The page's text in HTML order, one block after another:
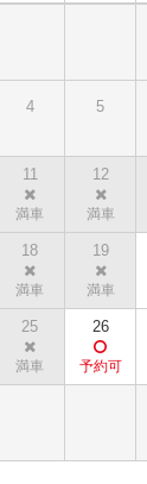
4 5
11 12
18 19
25 26